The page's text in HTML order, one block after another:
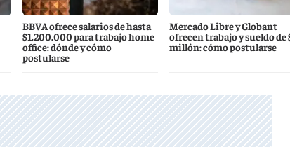
BBVA ofrece salarios de hasta
$1.200.000 para trabajo home
office: dónde y cómo
postularse
Mercado Libre y Globant
ofrecen trabajo y sueldo de
millón: cómo postularse